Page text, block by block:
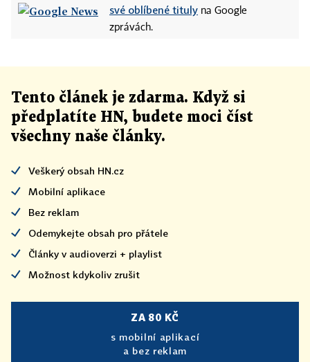
své oblíbené tituly na Google
zprávách.
Tento článek je zdarma. Když si
předplatíte HN, budete moci číst
všechny naše články.
Veškerý obsah HN.cz
Mobilní aplikace
Bez reklam
Odemykejte obsah pro přátele
Články v audioverzi + playlist
Možnost kdykoliv zrušit
ZA 80 KČ
s mobilní aplikací
a bez reklam